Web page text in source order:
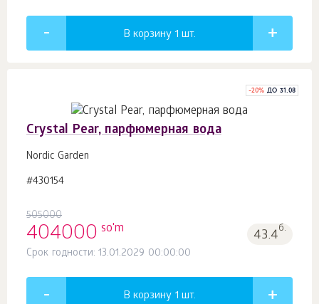
В корзину 1 шт.
-20% ДО 31.08
Crystal Pear, парфюмерная вода
Nordic Garden
#430154
505000
404000 so'm 43.4б.
Срок годности: 13.01.2029 00:00:00
В корзину 1 шт.